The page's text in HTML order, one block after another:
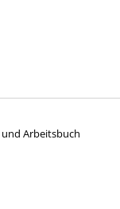
Arbeitsbuch